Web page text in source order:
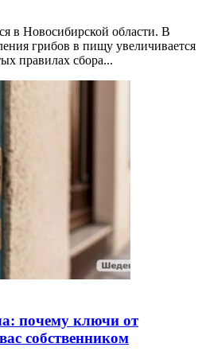
в Новосибирской области. В
грибов в пищу увеличивается
правилах сбора...
почему ключи от
собственником